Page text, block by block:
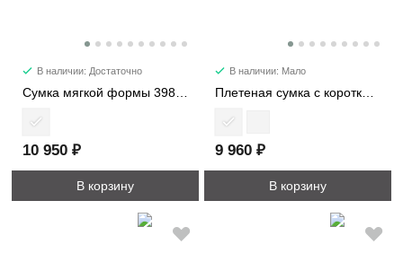
В наличии: Достаточно
10 950 ₽
В корзину
В наличии: Мало
9 960 ₽
В корзину